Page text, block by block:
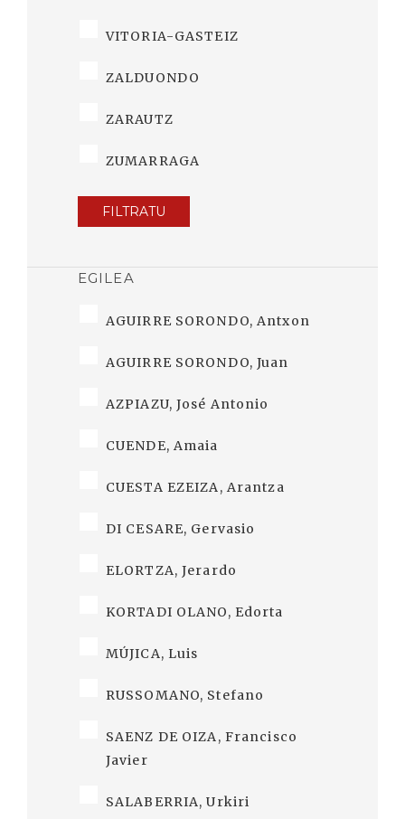
VITORIA-GASTEIZ
ZALDUONDO
ZARAUTZ
ZUMARRAGA
FILTRATU
EGILEA
AGUIRRE SORONDO, Antxon
AGUIRRE SORONDO, Juan
AZPIAZU, José Antonio
CUENDE, Amaia
CUESTA EZEIZA, Arantza
DI CESARE, Gervasio
ELORTZA, Jerardo
KORTADI OLANO, Edorta
MÚJICA, Luis
RUSSOMANO, Stefano
SAENZ DE OIZA, Francisco
Javier
SALABERRIA, Urkiri